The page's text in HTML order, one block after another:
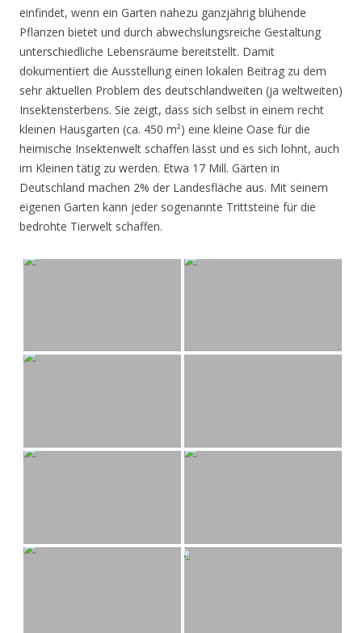
einfindet, wenn ein Garten nahezu ganzjährig blühende
Pflanzen bietet und durch abwechslungsreiche Gestaltung
unterschiedliche Lebensräume bereitstellt. Damit
dokumentiert die Ausstellung einen lokalen Beitrag zu dem
sehr aktuellen Problem des deutschlandweiten (ja weltweiten)
Insektensterbens. Sie zeigt, dass sich selbst in einem recht
kleinen Hausgarten (ca. 450 m²) eine kleine Oase für die
heimische Insektenwelt schaffen lässt und es sich lohnt, auch
im Kleinen tätig zu werden. Etwa 17 Mill. Gärten in
Deutschland machen 2% der Landesfläche aus. Mit seinem
eigenen Garten kann jeder sogenannte Trittsteine für die
bedrohte Tierwelt schaffen.